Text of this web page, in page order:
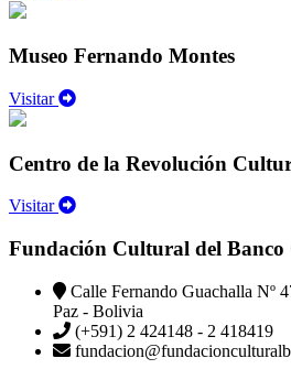
Museo Fernando Montes
Visitar
Centro de la Revolución
Visitar
Fundación Cultural del
Calle Fernando Guachalla Nº
Paz - Bolivia
(+591) 2 424148 - 2 418419